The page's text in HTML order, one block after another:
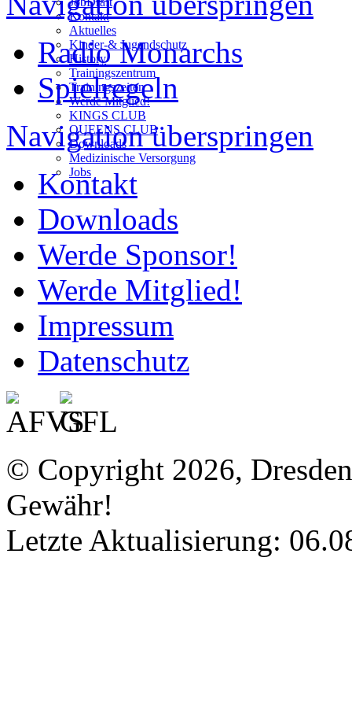
Kontakt
Aktuelles
Kinder-& Jugendschutz
History
Trainingszentrum
Trainingszeiten
Werde Mitglied!
KINGS CLUB
QUEENS CLUB
Downloads
Medizinische Versorgung
Jobs
Radio Monarchs
Spielregeln
Navigation überspringen
Kontakt
Downloads
Werde Sponsor!
Werde Mitglied!
Impressum
Datenschutz
© Copyright 2026,
Gewähr!
Letzte Aktualisierung: